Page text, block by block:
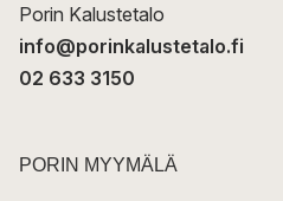
Porin Kalustetalo
info@porinkalustetalo.fi
02 633 3150
PORIN MYYMÄLÄ